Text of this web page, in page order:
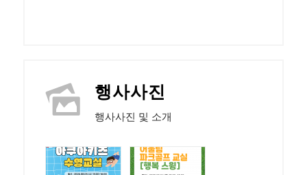
행사사진
행사사진 및 소개